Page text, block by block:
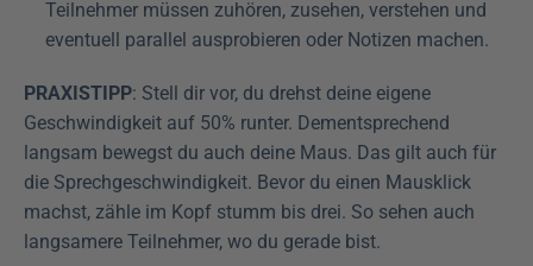
Teilnehmer müssen zuhören, zusehen, verstehen und
eventuell parallel ausprobieren oder Notizen machen.
PRAXISTIPP: Stell dir vor, du drehst deine eigene
Geschwindigkeit auf 50% runter. Dementsprechend
langsam bewegst du auch deine Maus. Das gilt auch für
die Sprechgeschwindigkeit. Bevor du einen Mausklick
machst, zähle im Kopf stumm bis drei. So sehen auch
langsamere Teilnehmer, wo du gerade bist.